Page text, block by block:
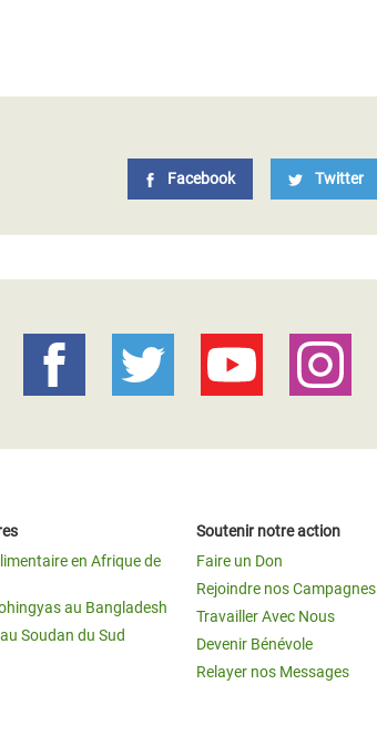
Facebook Twitter
en Afrique de
au Bangladesh
Soudan du Sud
Soutenir notre action
Faire un Don
Rejoindre nos Campagnes
Travailler Avec Nous
Devenir Bénévole
Relayer nos Messages